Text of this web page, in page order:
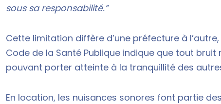
sous sa responsabilité.”
Cette limitation diffère d’une préfecture à
Code de la Santé Publique indique que tout bruit
pouvant porter atteinte à la tranquillité des
En location, les nuisances sonores font partie